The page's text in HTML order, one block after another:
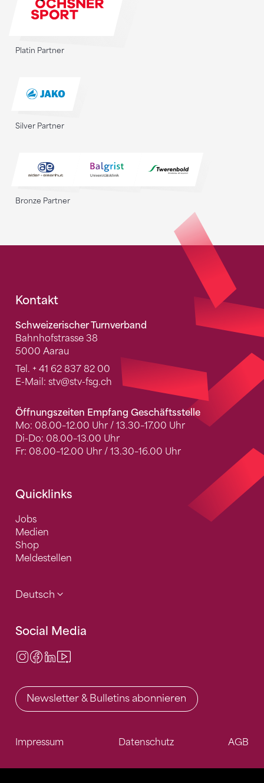
Platin Partner
Silver Partner
Bronze Partner
Fusszeile
Kontakt
Schweizerischer Turnverband
Bahnhofstrasse 38
5000 Aarau
Tel. + 41 62 837 82 00
E-Mail: stv@stv-fsg.ch
Öffnungszeiten Empfang Geschäftsstelle
Mo: 08.00–12.00 Uhr / 13.30–17.00 Uhr
Di-Do: 08.00–13.00 Uhr
Fr: 08.00–12.00 Uhr / 13.30–16.00 Uhr
Quicklinks
Jobs
Medien
Shop
Meldestellen
Deutsch
Social Media
Instagram
Facebook
LinkedIn
Newsletter & Bulletins abonnieren
Impressum Datenschutz AGB